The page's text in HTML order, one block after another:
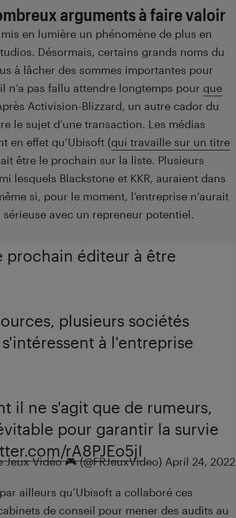
arguments à faire valoir
en lumière un phénomène de plus en
Désormais, certains grands noms du
à lâcher des sommes importantes pour
n’a pas fallu attendre longtemps pour que
Activision-Blizzard, un autre cador du
le sujet d’une transaction. Les médias
en effet qu’Ubisoft (qui travaille sur un titre
être le prochain sur la liste. Plusieurs
lesquels Blackstone et KKR, auraient dans
si, pour le moment, l’entreprise n’aurait
avec un repreneur potentiel.
prochain éditeur à être
plusieurs sociétés
à l'entreprise
il ne s'agit que de rumeurs,
pour garantir la survie
rA8PJEo5jI
Vidéo 🎮 (@FRJeuxVideo) April 24, 2022
ailleurs qu’Ubisoft a collaboré ces
de conseil pour mener des audits au